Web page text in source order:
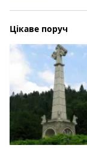
Цікаве поруч